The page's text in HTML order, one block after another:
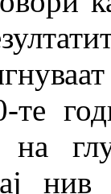
те
на